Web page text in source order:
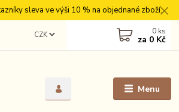
sleva ve výši 10 % na objednané zboží.
Menu
CZK 0 ks
za 0 Kč